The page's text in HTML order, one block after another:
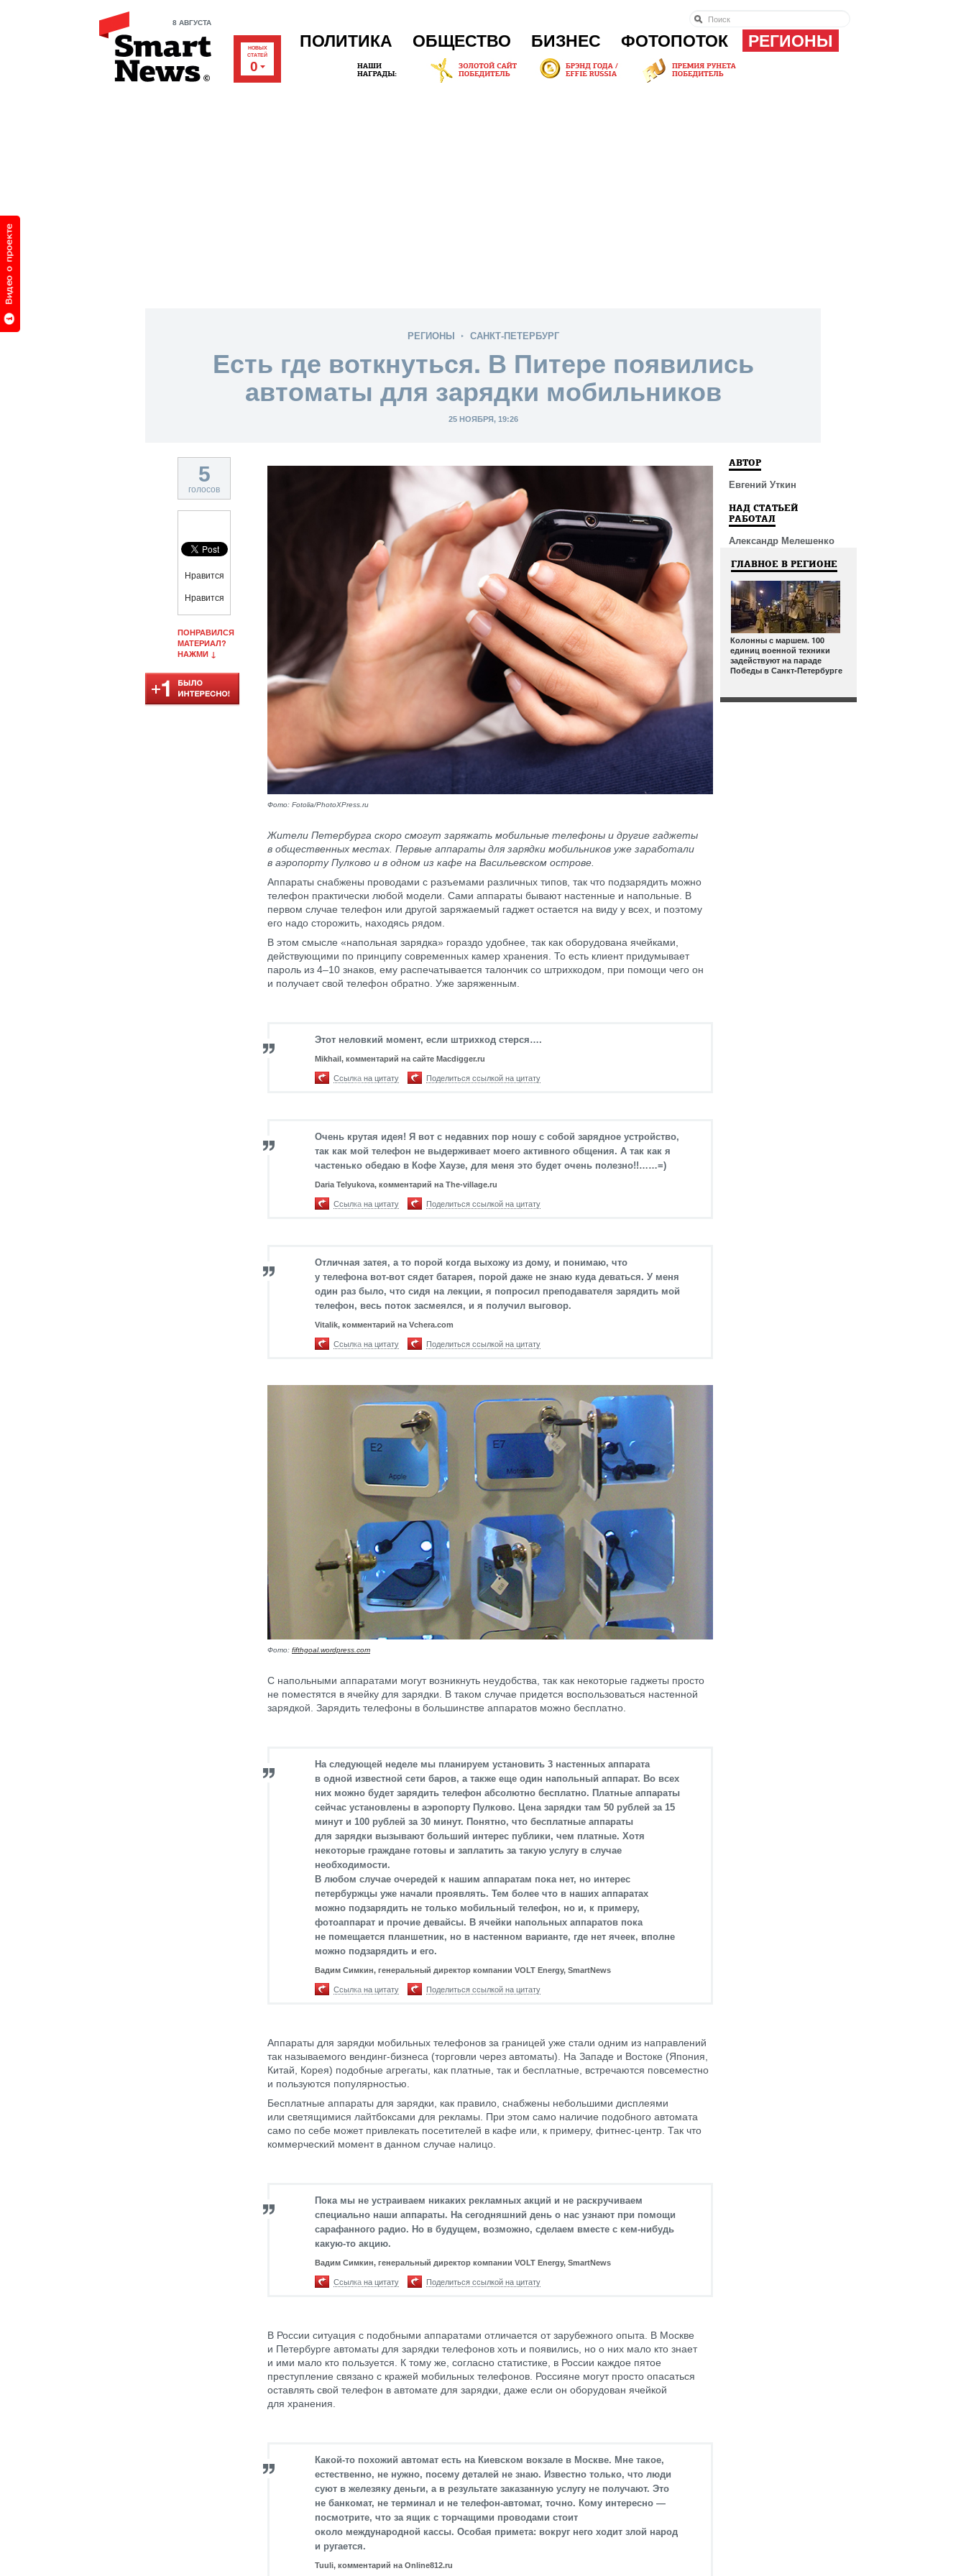
8 АВГУСТА
НОВЫХ
СТАТЕЙ
0
ПОЛИТИКА ОБЩЕСТВО БИЗНЕС ФОТОПОТОК РЕГИОНЫ
РЕГИОНЫ САНКТ-ПЕТЕРБУРГ
Есть где воткнуться. В Питере появились
автоматы для зарядки мобильников
25 НОЯБРЯ, 19:26
5
голосов
Нравится
Нравится
ПОНРАВИЛСЯ
МАТЕРИАЛ?
НАЖМИ ↓
Фото: Fotolia/PhotoXPress.ru
Жители Петербурга скоро смогут заряжать мобильные телефоны и другие гаджеты
в общественных местах. Первые аппараты для зарядки мобильников уже заработали
в аэропорту Пулково и в одном из кафе на Васильевском острове.
Аппараты снабжены проводами с разъемами различных типов, так что подзарядить можно
телефон практически любой модели. Сами аппараты бывают настенные и напольные. В
первом случае телефон или другой заряжаемый гаджет остается на виду у всех, и поэтому
его надо сторожить, находясь рядом.
В этом смысле «напольная зарядка» гораздо удобнее, так как оборудована ячейками,
действующими по принципу современных камер хранения. То есть клиент придумывает
пароль из 4–10 знаков, ему распечатывается талончик со штрихкодом, при помощи чего он
и получает свой телефон обратно. Уже заряженным.
Этот неловкий момент, если штрихкод стерся….
Mikhail, комментарий на сайте Macdigger.ru
Ссылка на цитату Поделиться ссылкой на цитату
Очень крутая идея! Я вот с недавних пор ношу с собой зарядное устройство,
так как мой телефон не выдерживает моего активного общения. А так как я
частенько обедаю в Кофе Хаузе, для меня это будет очень полезно!!……=)
Daria Telyukova, комментарий на The-village.ru
Ссылка на цитату Поделиться ссылкой на цитату
Отличная затея, а то порой когда выхожу из дому, и понимаю, что
у телефона вот-вот сядет батарея, порой даже не знаю куда деваться. У меня
один раз было, что сидя на лекции, я попросил преподавателя зарядить мой
телефон, весь поток засмеялся, и я получил выговор.
Vitalik, комментарий на Vchera.com
Ссылка на цитату Поделиться ссылкой на цитату
Фото: fifthgoal.wordpress.com
С напольными аппаратами могут возникнуть неудобства, так как некоторые гаджеты просто
не поместятся в ячейку для зарядки. В таком случае придется воспользоваться настенной
зарядкой. Зарядить телефоны в большинстве аппаратов можно бесплатно.
На следующей неделе мы планируем установить 3 настенных аппарата
в одной известной сети баров, а также еще один напольный аппарат. Во всех
них можно будет зарядить телефон абсолютно бесплатно. Платные аппараты
сейчас установлены в аэропорту Пулково. Цена зарядки там 50 рублей за 15
минут и 100 рублей за 30 минут. Понятно, что бесплатные аппараты
для зарядки вызывают больший интерес публики, чем платные. Хотя
некоторые граждане готовы и заплатить за такую услугу в случае
необходимости.
В любом случае очередей к нашим аппаратам пока нет, но интерес
петербуржцы уже начали проявлять. Тем более что в наших аппаратах
можно подзарядить не только мобильный телефон, но и, к примеру,
фотоаппарат и прочие девайсы. В ячейки напольных аппаратов пока
не помещается планшетник, но в настенном варианте, где нет ячеек, вполне
можно подзарядить и его.
Вадим Симкин, генеральный директор компании VOLT Energy, SmartNews
Ссылка на цитату Поделиться ссылкой на цитату
Аппараты для зарядки мобильных телефонов за границей уже стали одним из направлений
так называемого вендинг-бизнеса (торговли через автоматы). На Западе и Востоке (Япония,
Китай, Корея) подобные агрегаты, как платные, так и бесплатные, встречаются повсеместно
и пользуются популярностью.
Бесплатные аппараты для зарядки, как правило, снабжены небольшими дисплеями
или светящимися лайтбоксами для рекламы. При этом само наличие подобного автомата
само по себе может привлекать посетителей в кафе или, к примеру, фитнес-центр. Так что
коммерческий момент в данном случае налицо.
Пока мы не устраиваем никаких рекламных акций и не раскручиваем
специально наши аппараты. На сегодняшний день о нас узнают при помощи
сарафанного радио. Но в будущем, возможно, сделаем вместе с кем-нибудь
какую-то акцию.
Вадим Симкин, генеральный директор компании VOLT Energy, SmartNews
Ссылка на цитату Поделиться ссылкой на цитату
В России ситуация с подобными аппаратами отличается от зарубежного опыта. В Москве
и Петербурге автоматы для зарядки телефонов хоть и появились, но о них мало кто знает
и ими мало кто пользуется. К тому же, согласно статистике, в России каждое пятое
преступление связано с кражей мобильных телефонов. Россияне могут просто опасаться
оставлять свой телефон в автомате для зарядки, даже если он оборудован ячейкой
для хранения.
Какой-то похожий автомат есть на Киевском вокзале в Москве. Мне такое,
естественно, не нужно, посему деталей не знаю. Известно только, что люди
суют в железяку деньги, а в результате заказанную услугу не получают. Это
не банкомат, не терминал и не телефон-автомат, точно. Кому интересно —
посмотрите, что за ящик с торчащими проводами стоит
около международной кассы. Особая примета: вокруг него ходит злой народ
и ругается.
Tuuli, комментарий на Online812.ru
АВТОР
Евгений Уткин
НАД СТАТЬЕЙ
РАБОТАЛ
Александр Мелешенко
ГЛАВНОЕ В РЕГИОНЕ
Колонны с маршем. 100
единиц военной техники
задействуют на параде
Победы в Санкт-Петербурге